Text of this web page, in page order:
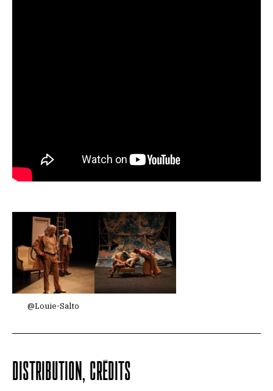
@Louie-Salto
DISTRIBUTION, CRÉDITS